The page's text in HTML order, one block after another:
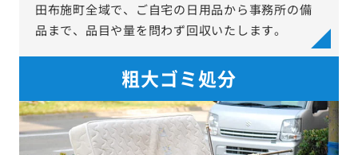
田布施町全域で、ご自宅の日用品から事務所の備
品まで、品目や量を問わず回収いたします。
粗大ゴミ処分